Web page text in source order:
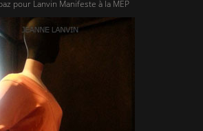
pour Lanvin Manifeste à la MEP